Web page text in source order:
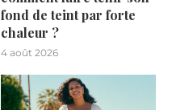
fond de teint par forte
chaleur ?
4 août 2026